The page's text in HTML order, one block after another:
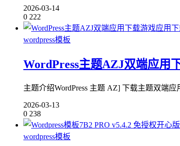
2026-03-14
0 222
wordpress模板
WordPress主题AZJ双端应用
主题介绍WordPress 主题 AZ] 下载主题双端
2026-03-13
0 238
wordpress模板